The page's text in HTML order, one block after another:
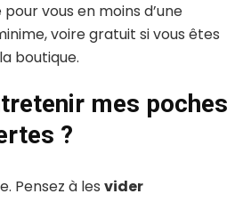
vous en moins d’une
voire gratuit si vous êtes
boutique.
mes poches
?
Pensez à les vider